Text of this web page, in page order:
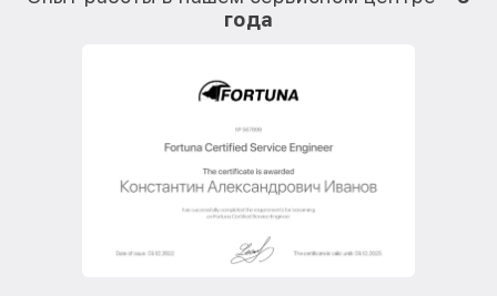
года